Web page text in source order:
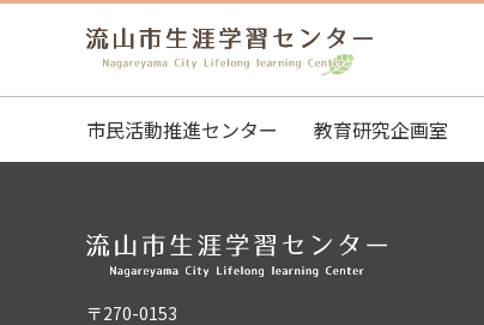
市民活動推進センター 教育研究企画室
〒270-0153